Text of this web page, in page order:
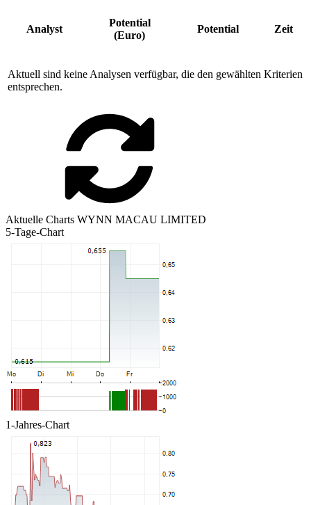
Analyst
Potential
(Euro)
Potential Zeit
Aktuell sind keine Analysen verfügbar, die den gewählten Kriterien
entsprechen.
Aktuelle Charts WYNN MACAU LIMITED
5-Tage-Chart
1-Jahres-Chart